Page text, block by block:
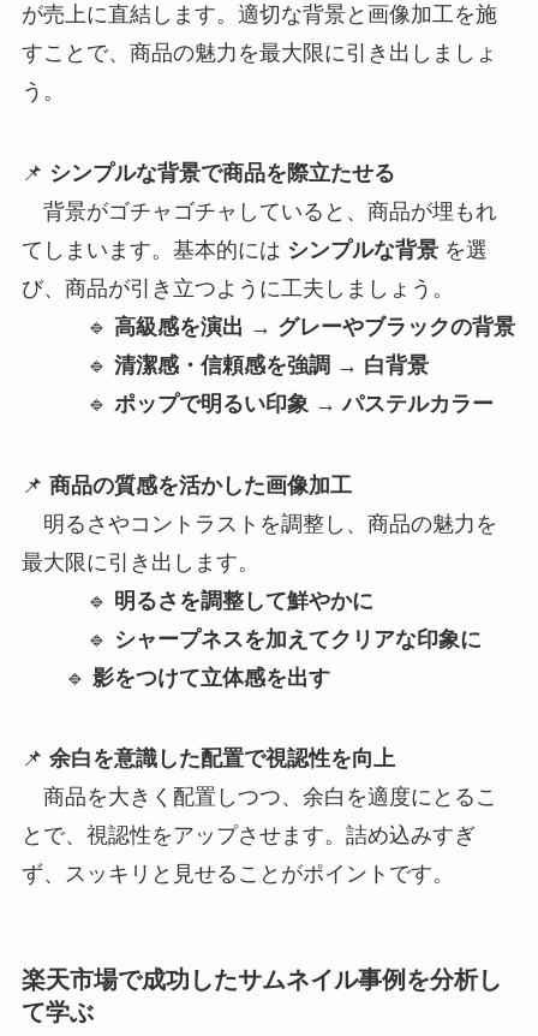
が売上に直結します。適切な背景と画像加工を施
すことで、商品の魅力を最大限に引き出しましょ
う。
📌 シンプルな背景で商品を際立たせる
背景がゴチャゴチャしていると、商品が埋もれ
てしまいます。基本的には シンプルな背景を選
び、商品が引き立つように工夫しましょう。
🔹 高級感を演出 → グレーやブラックの背景
🔹 清潔感・信頼感を強調 → 白背景
🔹 ポップで明るい印象 → パステルカラー
📌 商品の質感を活かした画像加工
明るさやコントラストを調整し、商品の魅力を
最大限に引き出します。
🔹 明るさを調整して鮮やかに
🔹 シャープネスを加えてクリアな印象に
🔹 影をつけて立体感を出す
📌 余白を意識した配置で視認性を向上
商品を大きく配置しつつ、余白を適度にとるこ
とで、視認性をアップさせます。詰め込みすぎ
ず、スッキリと見せることがポイントです。
楽天市場で成功したサムネイル事例を分析し
て学ぶ